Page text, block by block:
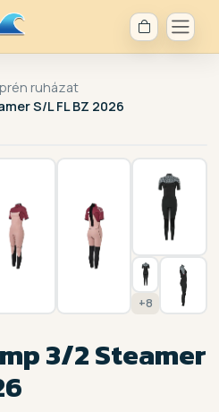
ruházat
S/L FL BZ 2026
+8
3/2 Steamer